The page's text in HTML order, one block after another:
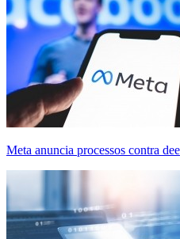
Meta anuncia processos contra